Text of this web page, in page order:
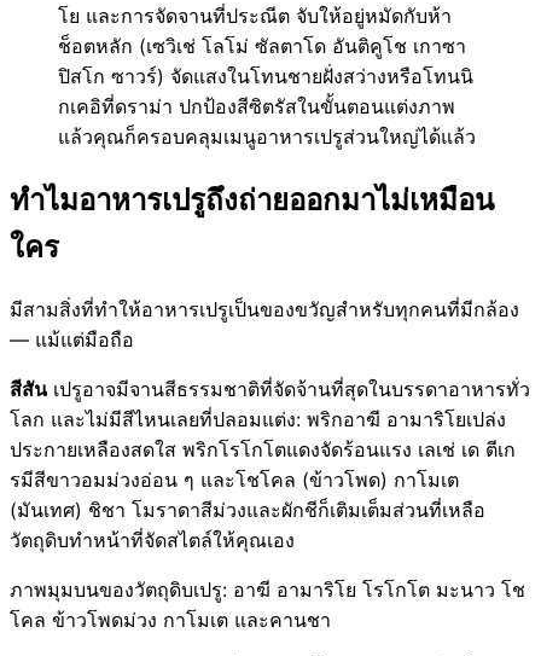
โย และการจัดจานที่ประณีต จับให้อยู่หมัดกับห้า
ช็อตหลัก (เซวิเช่ โลโม่ ซัลตาโด อันติคูโช เกาซา
ปิสโก ซาวร์) จัดแสงในโทนชายฝั่งสว่างหรือโทนนิ
กเคอิที่ดราม่า ปกป้องสีซิตรัสในขั้นตอนแต่งภาพ
แล้วคุณก็ครอบคลุมเมนูอาหารเปรูส่วนใหญ่ได้แล้ว
ทำไมอาหารเปรูถึงถ่ายออกมาไม่เหมือน
ใคร
มีสามสิ่งที่ทำให้อาหารเปรูเป็นของขวัญสำหรับทุกคนที่มีกล้อง
— แม้แต่มือถือ
สีสันเปรูอาจมีจานสีธรรมชาติที่จัดจ้านที่สุดในบรรดาอาหารทั่ว
โลก และไม่มีสีไหนเลยที่ปลอมแต่ง: พริกอาฆี อามาริโยเปล่ง
ประกายเหลืองสดใส พริกโรโกโตแดงจัดร้อนแรง เลเช่ เด ตีเก
รมีสีขาวอมม่วงอ่อน ๆ และโชโคล (ข้าวโพด) กาโมเต
(มันเทศ) ชิชา โมราดาสีม่วงและผักชีก็เติมเต็มส่วนที่เหลือ
วัตถุดิบทำหน้าที่จัดสไตล์ให้คุณเอง
ภาพมุมบนของวัตถุดิบเปรู: อาฆี อามาริโย โรโกโต มะนาว โช
โคล ข้าวโพดม่วง กาโมเต และคานชา